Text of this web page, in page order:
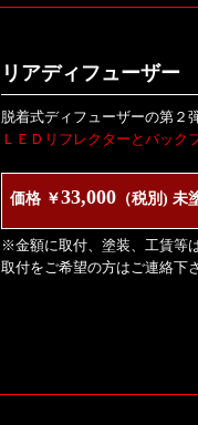
リアディフューザー
脱着式ディフューザーの第２
ＬＥＤリフレクターとバック
価格 ￥33,000 （税別) 未
※金額に取付、塗装、工賃等
取付をご希望の方はご連絡下